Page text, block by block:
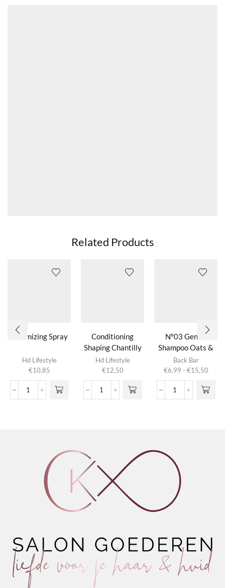
Related Products
Volumizing Spray
Hd Lifestyle
€10,85
Volumizing
Conditioning
Shaping Chantilly
Hd Lifestyle
€12,50
Conditioning
Nº03 Gentle
Shampoo Oats &
Lavender
Back Bar
€6,99 - €15,50
tot
Nº03
heeft
meerdere
Deze optie